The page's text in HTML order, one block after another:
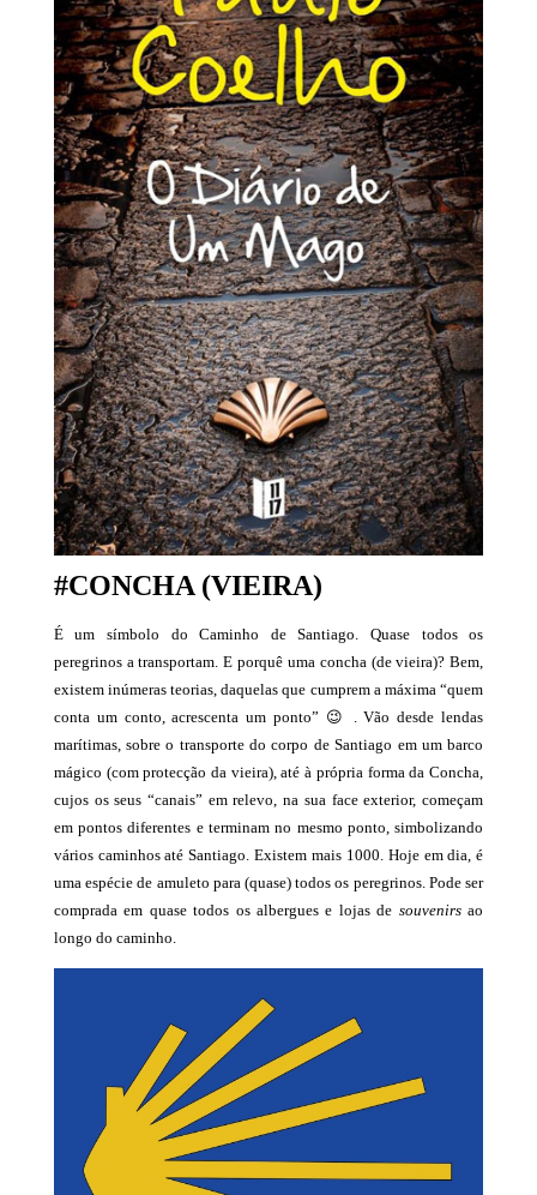
#CONCHA (VIEIRA)
É um símbolo do Caminho de Santiago. Quase todos os
peregrinos a transportam. E porquê uma concha (de vieira)? Bem,
existem inúmeras teorias, daquelas que cumprem a máxima “quem
conta um conto, acrescenta um ponto” 😉 . Vão desde lendas
marítimas, sobre o transporte do corpo de Santiago em um barco
mágico (com protecção da vieira), até à própria forma da Concha,
cujos os seus “canais” em relevo, na sua face exterior, começam
em pontos diferentes e terminam no mesmo ponto, simbolizando
vários caminhos até Santiago. Existem mais 1000. Hoje em dia, é
uma espécie de amuleto para (quase) todos os peregrinos. Pode ser
comprada em quase todos os albergues e lojas de souvenirsao
longo do caminho.